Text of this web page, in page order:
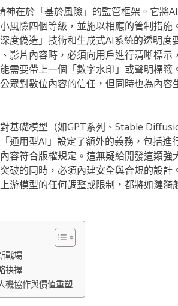
神在於「基於風險」的監管框架。它將
風險四個等級，並施以相應的管制措
度偽造」技術和生成式AI系統的透明度
影片內容時，必須向用戶進行清晰標
需要帶上一個「數字水印」或聲明標
眾對數位內容的信任，但同時也為內容
基礎模型（如GPT系列、Stable
通用型AI」設定了額外的義務，包括進
容符合版權規定。這無疑給開發這類
破的同時，必須內建安全與合規的設
游模型的任何調整或限制，都將如漣
戰場
抉擇
機協作與價值重塑